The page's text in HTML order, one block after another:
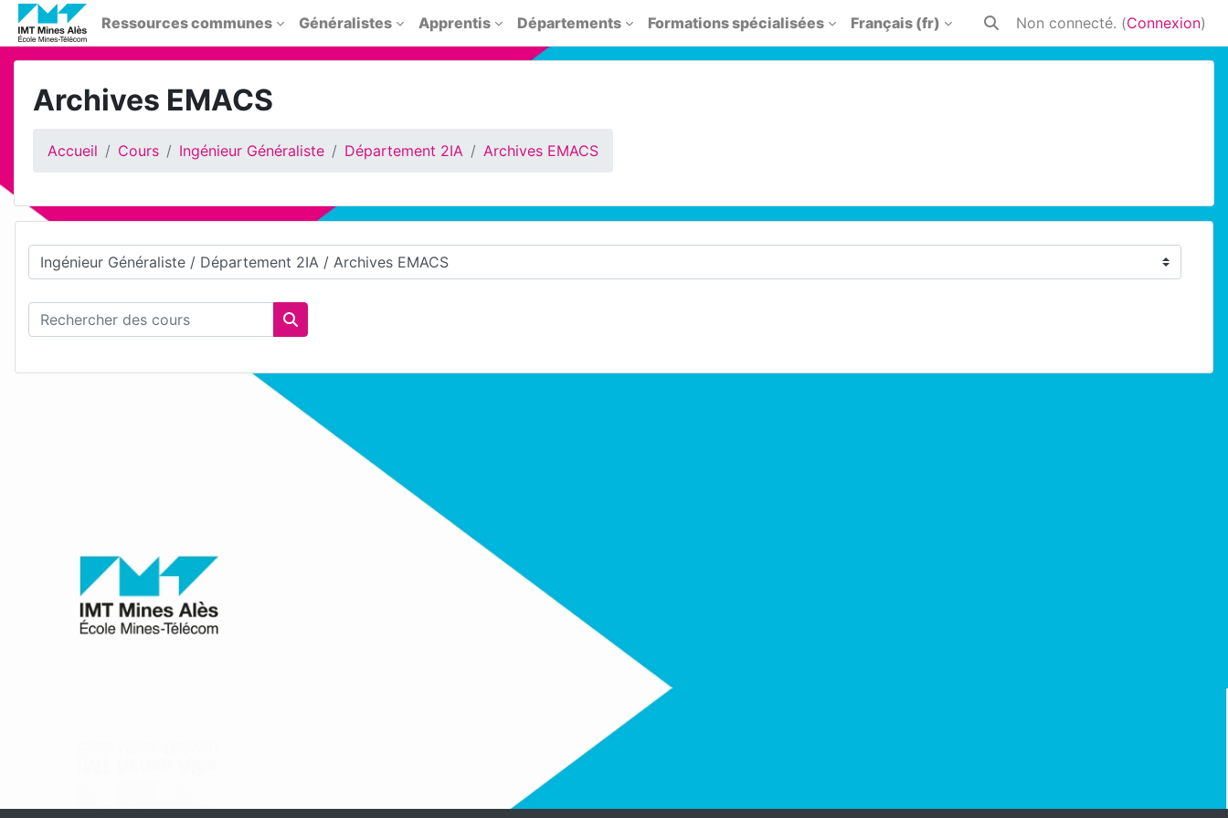
Passer au contenu principal
Ressources communes Généralistes Apprentis Départements Formations spécialisées Français ‎(fr)‎
Activer/désactiver la saisie de
Non connecté. (Connexion)
Archives EMACS
Accueil Cours Ingénieur Généraliste Département 2IA Archives EMACS
Catégories de cours
Rechercher des cours
Rechercher des cours